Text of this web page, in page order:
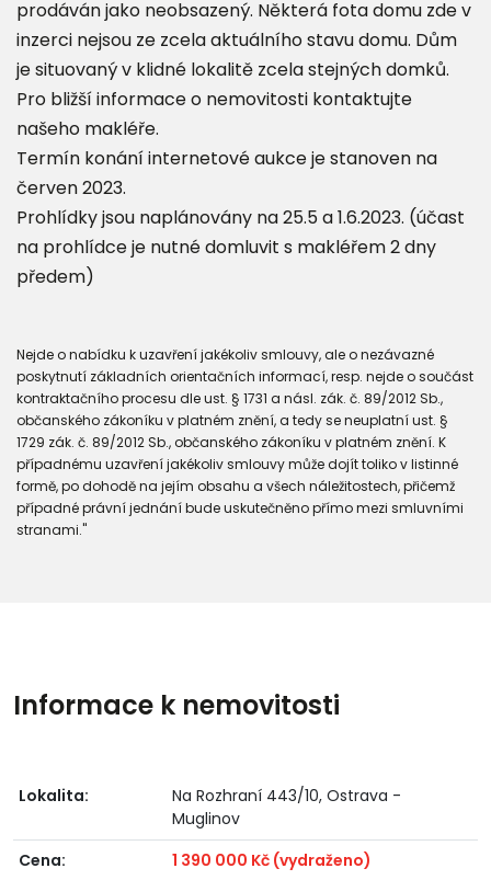
prodáván jako neobsazený. Některá fota domu zde v
inzerci nejsou ze zcela aktuálního stavu domu. Dům
je situovaný v klidné lokalitě zcela stejných domků.
Pro bližší informace o nemovitosti kontaktujte
našeho makléře.
Termín konání internetové aukce je stanoven na
červen 2023.
Prohlídky jsou naplánovány na 25.5 a 1.6.2023. (účast
na prohlídce je nutné domluvit s makléřem 2 dny
předem)
Nejde o nabídku k uzavření jakékoliv smlouvy, ale o nezávazné
poskytnutí základních orientačních informací, resp. nejde o součást
kontraktačního procesu dle ust. § 1731 a násl. zák. č. 89/2012 Sb.,
občanského zákoníku v platném znění, a tedy se neuplatní ust. §
1729 zák. č. 89/2012 Sb., občanského zákoníku v platném znění. K
případnému uzavření jakékoliv smlouvy může dojít toliko v listinné
formě, po dohodě na jejím obsahu a všech náležitostech, přičemž
případné právní jednání bude uskutečněno přímo mezi smluvními
stranami."
Informace k nemovitosti
Lokalita:
Na Rozhraní 443/10, Ostrava -
Muglinov
Cena:
1 390 000 Kč (vydraženo)